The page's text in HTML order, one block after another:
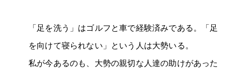
「足を洗う」はゴルフと車で経験済みである。「足
を向けて寝られない」という人は大勢いる。
私が今あるのも、大勢の親切な人達の助けがあった